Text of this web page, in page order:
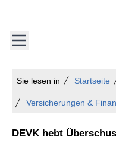
Sie lesen in Startseite
Versicherungen &
DEVK hebt